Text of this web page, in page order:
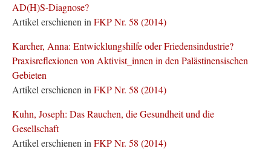
AD(H)S-Diagnose?
Artikel erschienen in FKP Nr. 58 (2014)
Karcher, Anna: Entwicklungshilfe oder Friedensindustrie?
Praxisreflexionen von Aktivist_innen in den Palästinensischen
Gebieten
Artikel erschienen in FKP Nr. 58 (2014)
Kuhn, Joseph: Das Rauchen, die Gesundheit und die
Gesellschaft
Artikel erschienen in FKP Nr. 58 (2014)